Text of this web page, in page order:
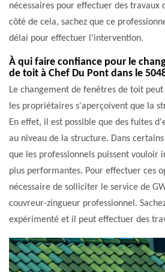
nécessaires pour effectuer des travaux
côté de cela, sachez que ce
délai pour effectuer l'intervention.
À qui faire confiance pour le
de toit à Chef Du Pont dans le
Le changement de fenêtres de toit
les propriétaires s'aperçoivent que la
En effet, il est possible que des fuites
au niveau de la structure. Dans
que les professionnels puissent vouloir
plus performantes. Pour effectuer ces
nécessaire de solliciter le service de
couvreur-zingueur professionnel.
expérimenté et il peut effectuer des